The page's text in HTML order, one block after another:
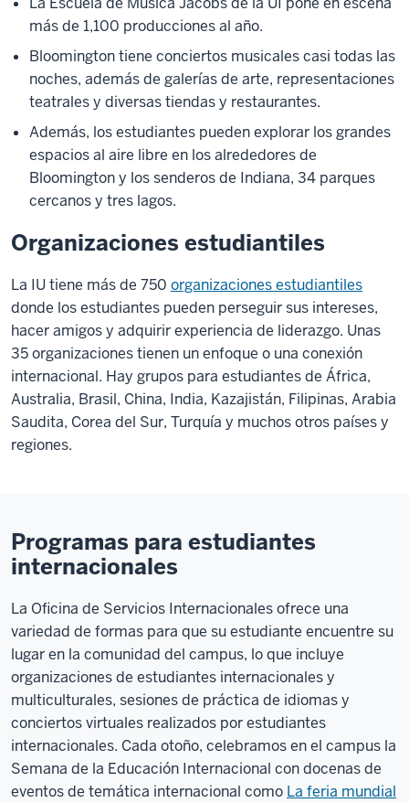
más de 1,100 producciones al año.
Bloomington tiene conciertos musicales casi todas las
noches, además de galerías de arte, representaciones
teatrales y diversas tiendas y restaurantes.
Además, los estudiantes pueden explorar los grandes
espacios al aire libre en los alrededores de
Bloomington y los senderos de Indiana, 34 parques
cercanos y tres lagos.
Organizaciones estudiantiles
La IU tiene más de 750 organizaciones estudiantiles
donde los estudiantes pueden perseguir sus intereses,
hacer amigos y adquirir experiencia de liderazgo. Unas
35 organizaciones tienen un enfoque o una conexión
internacional. Hay grupos para estudiantes de África,
Australia, Brasil, China, India, Kazajistán, Filipinas, Arabia
Saudita, Corea del Sur, Turquía y muchos otros países y
regiones.
Programas para estudiantes
internacionales
La Oficina de Servicios Internacionales ofrece una
variedad de formas para que su estudiante encuentre su
lugar en la comunidad del campus, lo que incluye
organizaciones de estudiantes internacionales y
multiculturales, sesiones de práctica de idiomas y
conciertos virtuales realizados por estudiantes
internacionales. Cada otoño, celebramos en el campus la
Semana de la Educación Internacional con docenas de
eventos de temática internacional como La feria mundial